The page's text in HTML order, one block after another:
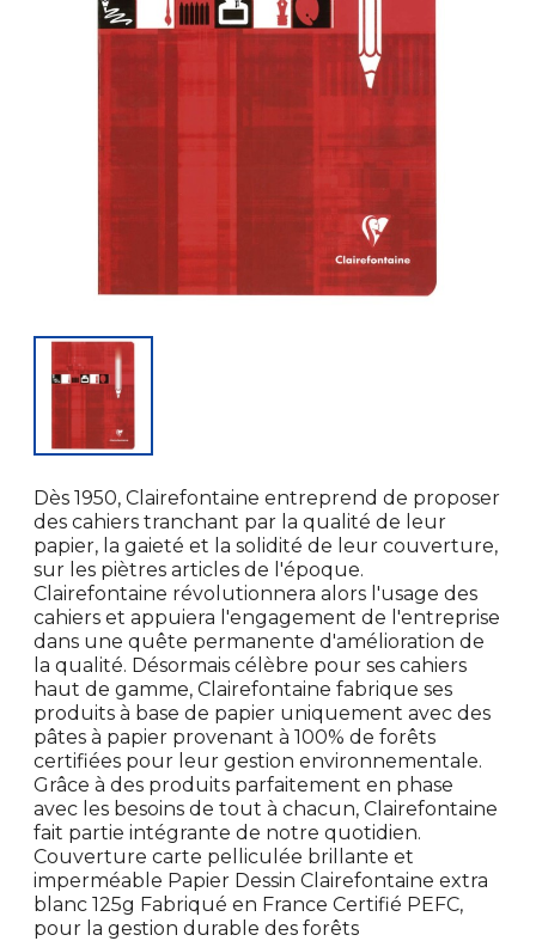
Dès 1950, Clairefontaine entreprend de proposer
des cahiers tranchant par la qualité de leur
papier, la gaieté et la solidité de leur couverture,
sur les piètres articles de l'époque.
Clairefontaine révolutionnera alors l'usage des
cahiers et appuiera l'engagement de l'entreprise
dans une quête permanente d'amélioration de
la qualité. Désormais célèbre pour ses cahiers
haut de gamme, Clairefontaine fabrique ses
produits à base de papier uniquement avec des
pâtes à papier provenant à 100% de forêts
certifiées pour leur gestion environnementale.
Grâce à des produits parfaitement en phase
avec les besoins de tout à chacun, Clairefontaine
fait partie intégrante de notre quotidien.
Couverture carte pelliculée brillante et
imperméable Papier Dessin Clairefontaine extra
blanc 125g Fabriqué en France Certifié PEFC,
pour la gestion durable des forêts